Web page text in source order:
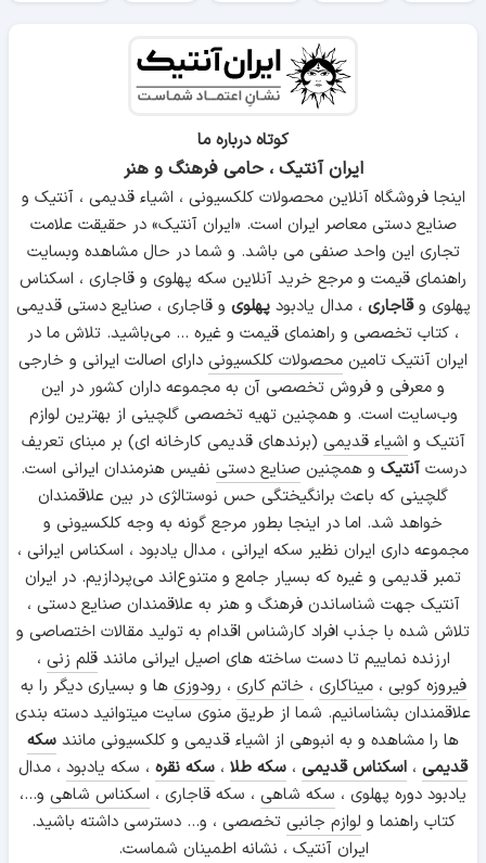
کوتاه درباره ما
ایران آنتیک ، حامی فرهنگ و هنر
اینجا فروشگاه آنلاین محصولات کلکسیونی ، اشیاء قدیمی ، آنتیک و
صنایع دستی معاصر ایران است. «ایران آنتیک» در حقیقت علامت
تجاری این واحد صنفی می باشد. و شما در حال مشاهده وبسایت
راهنمای قیمت و مرجع خرید آنلاین سکه پهلوی و قاجاری ، اسکناس
پهلوی وقاجاری ، مدال یادبودپهلوی و قاجاری ، صنایع دستی قدیمی
، کتاب تخصصی و راهنمای قیمت و غیره ... می‌باشید. تلاش ما در
ایران آنتیک تامین محصولات کلکسیونی دارای اصالت ایرانی و خارجی
و معرفی و فروش تخصصی آن به مجموعه داران کشور در این
وب‌سایت است. و همچنین تهیه تخصصی گلچینی از بهترین لوازم
آنتیک و اشیاء قدیمی (برندهای قدیمی کارخانه ای) بر مبنای تعریف
درستآنتیک و همچنینصنایع دستی نفیس هنرمندان ایرانی است.
گلچینی که باعث برانگیختگی حس نوستالژی در بین علاقمندان
خواهد شد. اما در اینجا بطور مرجع گونه به وجه کلکسیونی و
مجموعه داری ایران نظیر سکه ایرانی ، مدال یادبود ، اسکناس ایرانی ،
تمبر قدیمی و غیره که بسیار جامع و متنوع‌اند می‌پردازیم. در ایران
آنتیک جهت شناساندن فرهنگ و هنر به علاقمندان صنایع دستی ،
تلاش شده با جذب افراد کارشناس اقدام به تولید مقالات اختصاصی و
ارزنده نماییم تا دست ساخته های اصیل ایرانی مانندقلم زنی ،
فیروزه کوبی ،میناکاری ، خاتم کاری ، رودوزی ها و بسیاری دیگر را به
علاقمندان بشناسانیم. شما از طریق منوی سایت میتوانید دسته بندی
ها را مشاهده و به انبوهی از اشیاء قدیمی و کلکسیونی مانند سکه
قدیمی ، اسکناس قدیمی ، سکه طلا ، سکه نقره ، سکه یادبود ، مدال
یادبود دوره پهلوی ، سکه شاهی ، سکه قاجاری ، اسکناس شاهی و...،
کتاب راهنما و لوازم جانبی تخصصی ، و... دسترسی داشته باشید.
ایران آنتیک ، نشانه اطمینان شماست.